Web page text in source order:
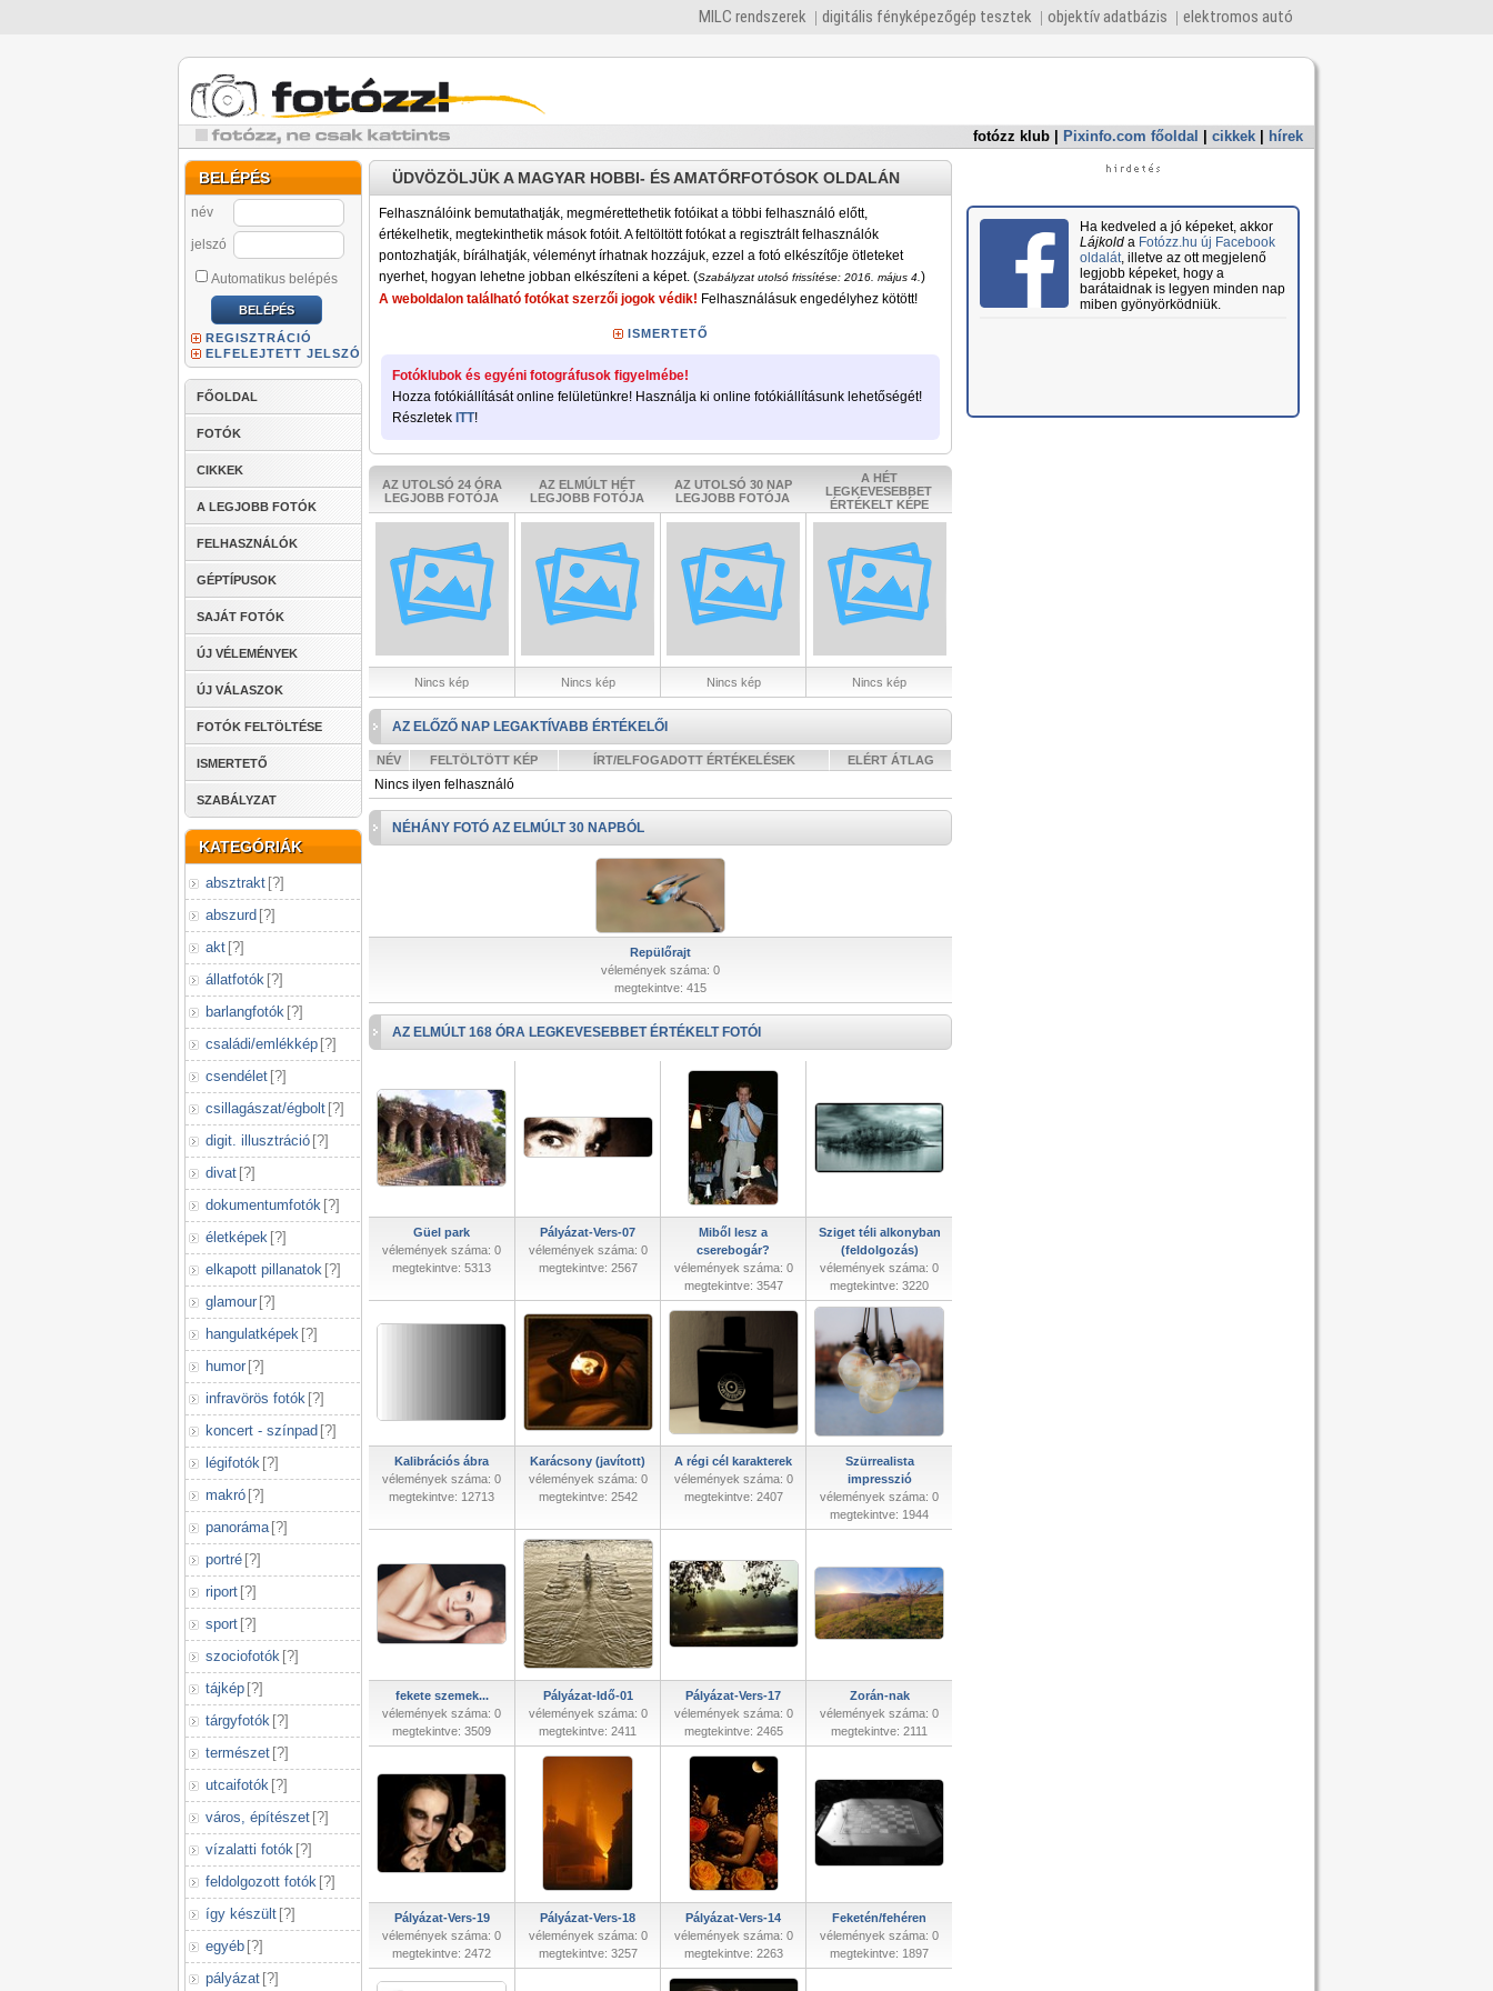
MILC rendszerek digitális fényképezőgép tesztek objektív adatbázis elektromos autó
fotózz klub Pixinfo.com főoldal cikkek hírek
BELÉPÉS
név
jelszó
Automatikus belépés
REGISZTRÁCIÓ
ELFELEJTETT JELSZÓ
FŐOLDAL
FOTÓK
CIKKEK
A LEGJOBB FOTÓK
FELHASZNÁLÓK
GÉPTÍPUSOK
SAJÁT FOTÓK
ÚJ VÉLEMÉNYEK
ÚJ VÁLASZOK
FOTÓK FELTÖLTÉSE
ISMERTETŐ
SZABÁLYZAT
KATEGÓRIÁK
absztrakt [?]
abszurd [?]
akt [?]
állatfotók [?]
barlangfotók [?]
családi/emlékkép [?]
csendélet [?]
csillagászat/égbolt [?]
digit. illusztráció [?]
divat [?]
dokumentumfotók [?]
életképek [?]
elkapott pillanatok [?]
glamour [?]
hangulatképek [?]
humor [?]
infravörös fotók [?]
koncert - színpad [?]
légifotók [?]
makró [?]
panoráma [?]
portré [?]
riport [?]
sport [?]
szociofotók [?]
tájkép [?]
tárgyfotók [?]
természet [?]
utcaifotók [?]
város, építészet [?]
vízalatti fotók [?]
feldolgozott fotók [?]
így készült [?]
egyéb [?]
pályázat [?]
ÜDVÖZÖLJÜK A MAGYAR HOBBI- ÉS AMATŐRFOTÓSOK OLDALÁN
Felhasználóink bemutathatják, megmérettethetik fotóikat a többi felhasználó előtt,
értékelhetik, megtekinthetik mások fotóit. A feltöltött fotókat a regisztrált felhasználók
pontozhatják, bírálhatják, véleményt írhatnak hozzájuk, ezzel a fotó elkészítője ötleteket
nyerhet, hogyan lehetne jobban elkészíteni a képet. (Szabályzat utolsó frissítése: 2016. május 4. )
A weboldalon található fotókat szerzői jogok védik! Felhasználásuk engedélyhez kötött!
ISMERTETŐ
Fotóklubok és egyéni fotográfusok figyelmébe!
Hozza fotókiállítását online felületünkre! Használja ki online fotókiállításunk lehetőségét!
Részletek ITT!
AZ UTOLSÓ 24 ÓRA
LEGJOBB FOTÓJA
AZ ELMÚLT HÉT
LEGJOBB FOTÓJA
AZ UTOLSÓ 30 NAP
LEGJOBB FOTÓJA
A HÉT
LEGKEVESEBBET
ÉRTÉKELT KÉPE
Nincs kép Nincs kép Nincs kép Nincs kép
AZ ELŐZŐ NAP LEGAKTÍVABB ÉRTÉKELŐI
NÉV FELTÖLTÖTT KÉP ÍRT/ELFOGADOTT ÉRTÉKELÉSEK ELÉRT ÁTLAG
Nincs ilyen felhasználó
NÉHÁNY FOTÓ AZ ELMÚLT 30 NAPBÓL
Repülőrajt
vélemények száma: 0
megtekintve: 415
AZ ELMÚLT 168 ÓRA LEGKEVESEBBET ÉRTÉKELT FOTÓI
Güel park
vélemények száma: 0
megtekintve: 5313
Pályázat-Vers-07
vélemények száma: 0
megtekintve: 2567
Miből lesz a
cserebogár?
vélemények száma: 0
megtekintve: 3547
Sziget téli alkonyban
(feldolgozás)
vélemények száma: 0
megtekintve: 3220
Kalibrációs ábra
vélemények száma: 0
megtekintve: 12713
Karácsony (javított)
vélemények száma: 0
megtekintve: 2542
A régi cél karakterek
vélemények száma: 0
megtekintve: 2407
Szürrealista
impresszió
vélemények száma: 0
megtekintve: 1944
fekete szemek...
vélemények száma: 0
megtekintve: 3509
Pályázat-Idő-01
vélemények száma: 0
megtekintve: 2411
Pályázat-Vers-17
vélemények száma: 0
megtekintve: 2465
Zorán-nak
vélemények száma: 0
megtekintve: 2111
Pályázat-Vers-19
vélemények száma: 0
megtekintve: 2472
Pályázat-Vers-18
vélemények száma: 0
megtekintve: 3257
Pályázat-Vers-14
vélemények száma: 0
megtekintve: 2263
Feketén/fehéren
vélemények száma: 0
megtekintve: 1897
Ha kedveled a jó képeket, akkor
Lájkolda Fotózz.hu új Facebook
oldalát, illetve az ott megjelenő
legjobb képeket, hogy a
barátaidnak is legyen minden nap
miben gyönyörködniük.